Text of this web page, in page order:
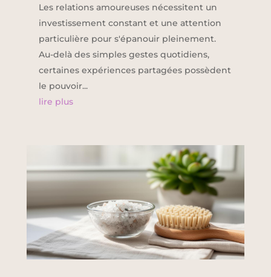
Les relations amoureuses nécessitent un
investissement constant et une attention
particulière pour s'épanouir pleinement.
Au-delà des simples gestes quotidiens,
certaines expériences partagées possèdent
le pouvoir...
lire plus